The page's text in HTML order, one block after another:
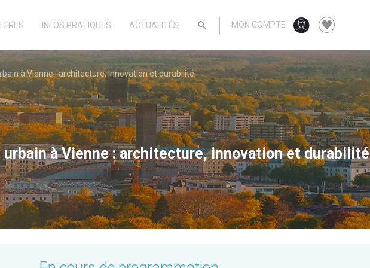
INFOS PRATIQUES ACTUALITÉS search MON COMPTE favorite
à Vienne : architecture, innovation et durabilité
à Vienne : architecture, innovation et durabilité